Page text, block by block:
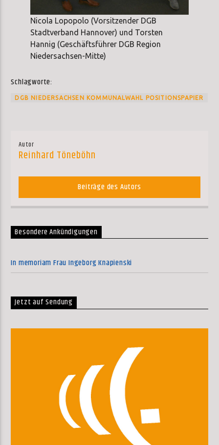
Nicola Lopopolo (Vorsitzender DGB
Stadtverband Hannover) und Torsten
Hannig (Geschäftsführer DGB Region
Niedersachsen-Mitte)
Schlagworte:
DGB NIEDERSACHSEN KOMMUNALWAHL POSITIONSPAPIER
Autor
Reinhard Töneböhn
Beiträge des Autors
Besondere Ankündigungen
In memoriam Frau Ingeborg Knapienski
Jetzt auf Sendung